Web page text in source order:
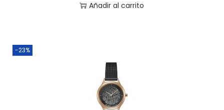
Añadir al carrito
-23%